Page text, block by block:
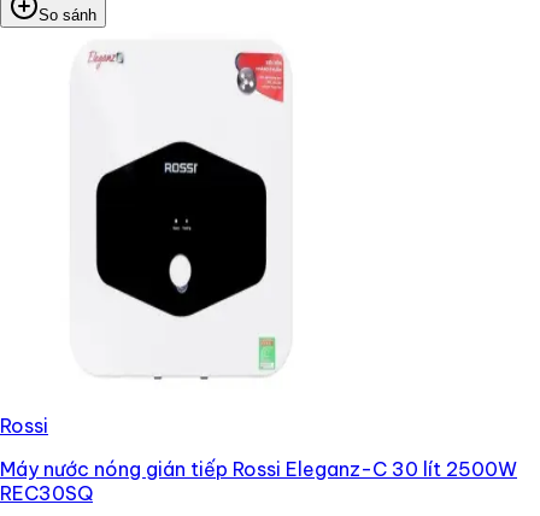
So sánh
Rossi
Máy nước nóng gián tiếp Rossi Eleganz-C 30 lít 2500W
REC30SQ